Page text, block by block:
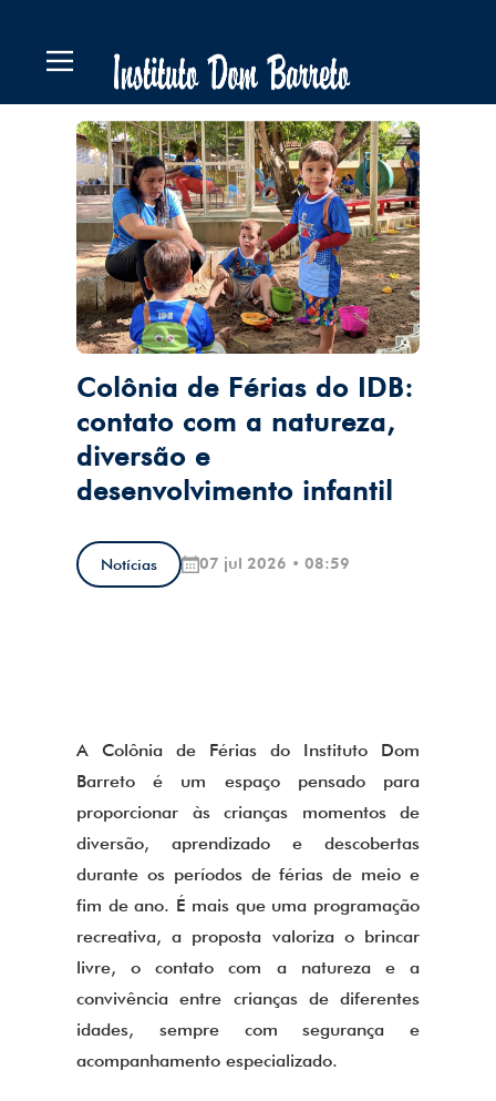
Colônia de Férias do IDB:
contato com a natureza,
diversão e
desenvolvimento infantil
Notícias 07 jul 2026 • 08:59
A Colônia de Férias do Instituto Dom
Barreto é um espaço pensado para
proporcionar às crianças momentos de
diversão, aprendizado e descobertas
durante os períodos de férias de meio e
fim de ano. É mais que uma programação
recreativa, a proposta valoriza o brincar
livre, o contato com a natureza e a
convivência entre crianças de diferentes
idades, sempre com segurança e
acompanhamento especializado.